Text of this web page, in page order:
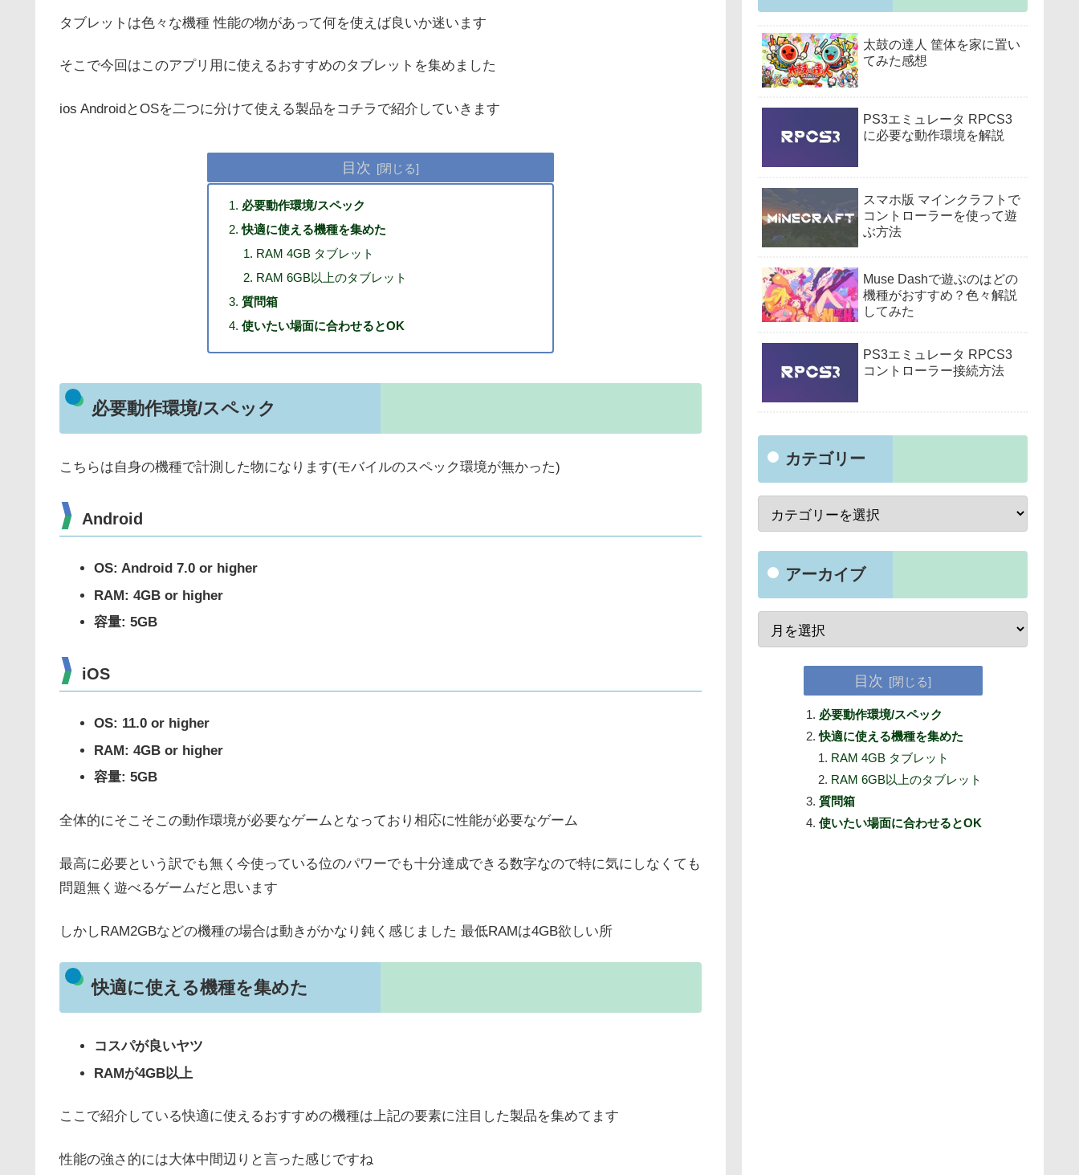
タブレットは色々な機種 性能の物があって何を使えば良いか迷います
そこで今回はこのアプリ用に使えるおすすめのタブレットを集めました
ios AndroidとOSを二つに分けて使える製品をコチラで紹介していきます
目次
必要動作環境/スペック
快適に使える機種を集めた
RAM 4GB タブレット
RAM 6GB以上のタブレット
質問箱
使いたい場面に合わせるとOK
必要動作環境/スペック
こちらは自身の機種で計測した物になります(モバイルのスペック環境が無かった)
Android
OS: Android 7.0 or higher
RAM: 4GB or higher
容量: 5GB
iOS
OS: 11.0 or higher
RAM: 4GB or higher
容量: 5GB
全体的にそこそこの動作環境が必要なゲームとなっており相応に性能が必要なゲーム
最高に必要という訳でも無く今使っている位のパワーでも十分達成できる数字なので特に気にしなくても
問題無く遊べるゲームだと思います
しかしRAM2GBなどの機種の場合は動きがかなり鈍く感じました 最低RAMは4GB欲しい所
快適に使える機種を集めた
コスパが良いヤツ
RAMが4GB以上
ここで紹介している快適に使えるおすすめの機種は上記の要素に注目した製品を集めてます
性能の強さ的には大体中間辺りと言った感じですね
太鼓の達人 筐体を家に置い
てみた感想
PS3エミュレータ RPCS3
に必要な動作環境を解説
スマホ版 マインクラフトで
コントローラーを使って遊
ぶ方法
Muse Dashで遊ぶのはどの
機種がおすすめ？色々解説
してみた
PS3エミュレータ RPCS3
コントローラー接続方法
カテゴリー
アーカイブ
目次
必要動作環境/スペック
快適に使える機種を集めた
RAM 4GB タブレット
RAM 6GB以上のタブレット
質問箱
使いたい場面に合わせるとOK